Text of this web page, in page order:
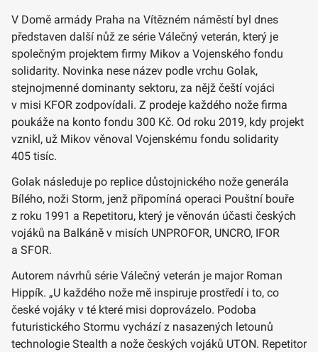
V Domě armády Praha na Vítězném náměstí byl dnes
představen další nůž ze série Válečný veterán, který je
společným projektem firmy Mikov a Vojenského fondu
solidarity. Novinka nese název podle vrchu Golak,
stejnojmenné dominanty sektoru, za nějž čeští vojáci
v misi KFOR zodpovídali. Z prodeje každého nože firma
poukáže na konto fondu 300 Kč. Od roku 2019, kdy projekt
vznikl, už Mikov věnoval Vojenskému fondu solidarity
405 tisíc.
Golak následuje po replice důstojnického nože generála
Bílého, noži Storm, jenž připomíná operaci Pouštní bouře
z roku 1991 a Repetitoru, který je věnován účasti českých
vojáků na Balkáně v misích UNPROFOR, UNCRO, IFOR
a SFOR.
Autorem návrhů série Válečný veterán je major Roman
Hippík. „U každého nože mě inspiruje prostředí i to, co
české vojáky v té které misi doprovázelo. Podoba
futuristického Stormu vychází z nasazených letounů
technologie Stealth a nože českých vojáků UTON. Repetitor